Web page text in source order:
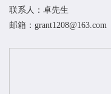
联系人：卓先生
邮箱：grant1208@163.com